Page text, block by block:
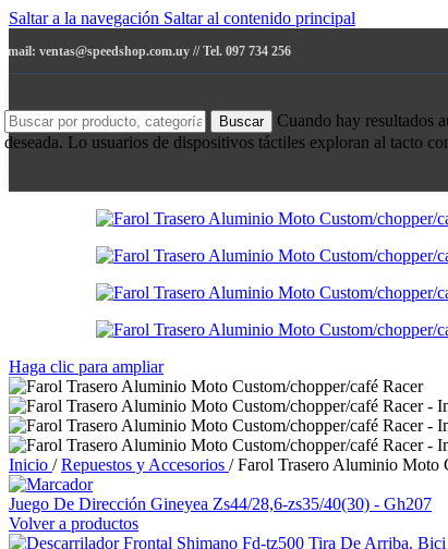
Saltar a la navegación Saltar al contenido principal
mail: ventas@speedshop.com.uy // Tel. 097 734 256
Buscar
Cuando hay resultados
deseada. Lo usuarios de dispositivos táctiles exploran al tacto
Haga clic para ampliar
Inicio / Repuestos y Accesorios / Farol Trasero Aluminio Moto
Juego De Dirección Gineyea Zs44/28,6-zs35/40(30) - Gh207
Volver a productos